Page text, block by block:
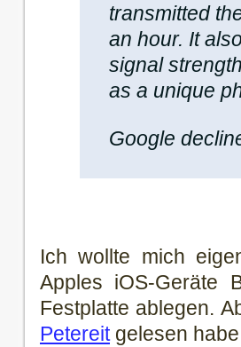
transmitted
an hour. It
signal
as a unique
Google
Ich wollte mich
Apples iOS-Geräte
Festplatte ablegen.
Petereitgelesen